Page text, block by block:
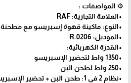
⚙️ المواصفات :
•العلامة التجارية: RAF
•النوع: ماكينة قهوة إسبريسو مع مطحنة
•الموديل: R.0206
•القدرة الكهربائية:
•1350 واط لتحضير الإسبريسو
•250 واط لطحن البن
•نظام 2 في 1: طحن البن + تحضير الإسبريسو